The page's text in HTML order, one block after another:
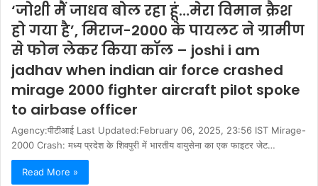
‘जोशी मैं जाधव बोल रहा हूं…मेरा विमान क्रैश
हो गया है’, मिराज-2000 के पायलट ने ग्रामीण
से फोन लेकर किया कॉल – joshi i am
jadhav when indian air force crashed
mirage 2000 fighter aircraft pilot spoke
to airbase officer
Agency:पीटीआई Last Updated:February 06, 2025, 23:56 IST Mirage-
2000 Crash: मध्‍य प्रदेश के शिवपुरी में भारतीय वायुसेना का एक फाइटर जेट…
Read More »